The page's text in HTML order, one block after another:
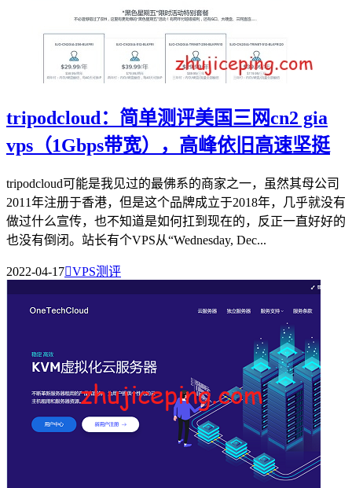
tripodcloud：简单测评美国三网cn2 gia
vps（1Gbps带宽），高峰依旧高速坚挺
tripodcloud可能是我见过的最佛系的商家之一，虽然其母公司
2011年注册于香港，但是这个品牌成立于2018年，几乎就没有
做过什么宣传，也不知道是如何扛到现在的，反正一直好好的
也没有倒闭。站长有个VPS从“Wednesday, Dec...
2022-04-17VPS测评